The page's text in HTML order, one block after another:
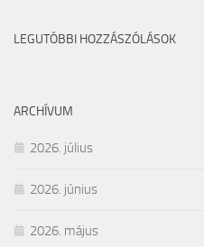
LEGUTÓBBI HOZZÁSZÓLÁSOK
ARCHÍVUM
2026. július
2026. június
2026. május